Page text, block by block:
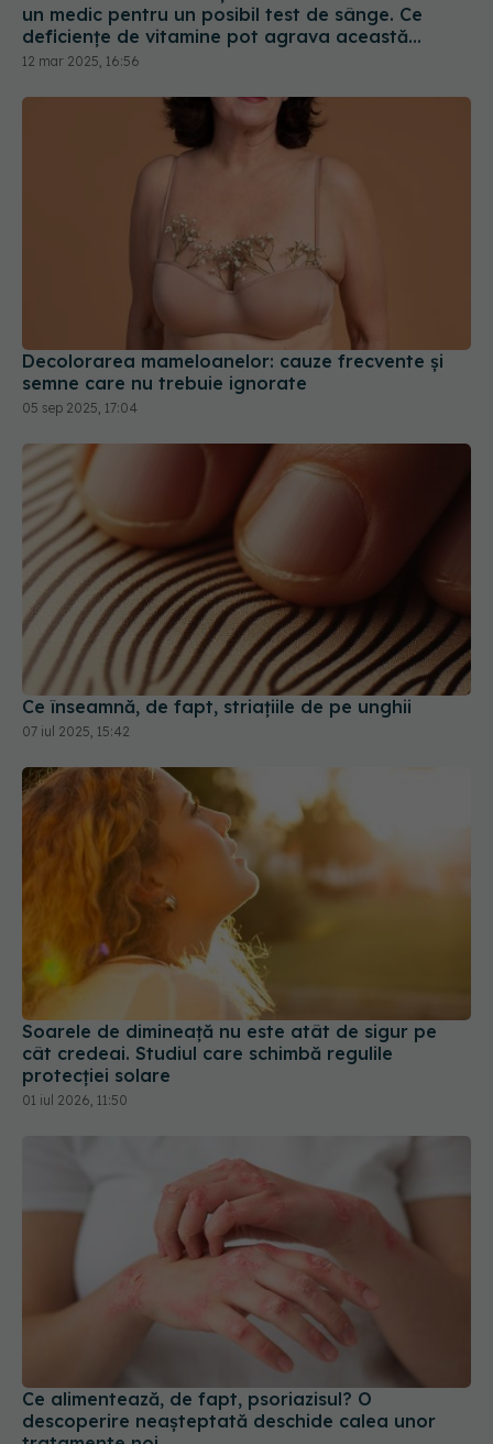
un medic pentru un posibil test de sânge. Ce
deficiențe de vitamine pot agrava această
afecțiune
12 mar 2025, 16:56
Decolorarea mameloanelor: cauze frecvente și
semne care nu trebuie ignorate
05 sep 2025, 17:04
Ce înseamnă, de fapt, striațiile de pe unghii
07 iul 2025, 15:42
Soarele de dimineață nu este atât de sigur pe
cât credeai. Studiul care schimbă regulile
protecției solare
01 iul 2026, 11:50
Ce alimentează, de fapt, psoriazisul? O
descoperire neașteptată deschide calea unor